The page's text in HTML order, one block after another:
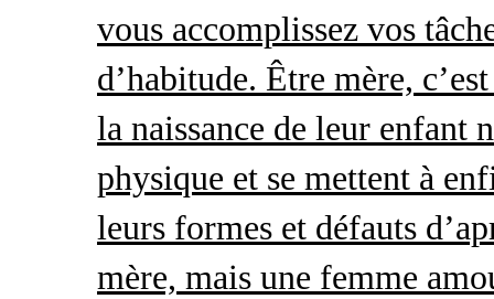
vous accomplissez vos
d’habitude. Être mère,
la naissance de leur enfant
physique et se mettent à
leurs formes et défauts
mère, mais une femme